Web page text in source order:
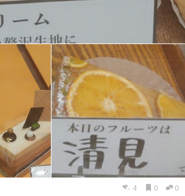
4 0 0